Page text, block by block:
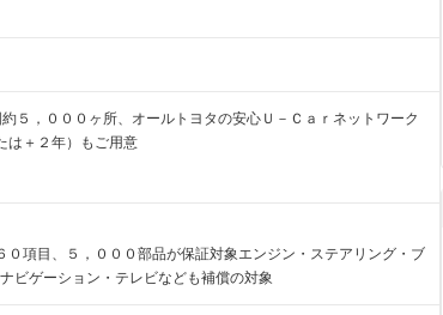
５，０００ヶ所、オールトヨタの安心Ｕ－Ｃａｒネットワーク
は＋２年）もご用意
０項目、５，０００部品が保証対象エンジン・ステアリング・ブ
ビゲーション・テレビなども補償の対象